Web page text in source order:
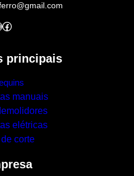
Facebook
principais
manuais
elétricas
corte